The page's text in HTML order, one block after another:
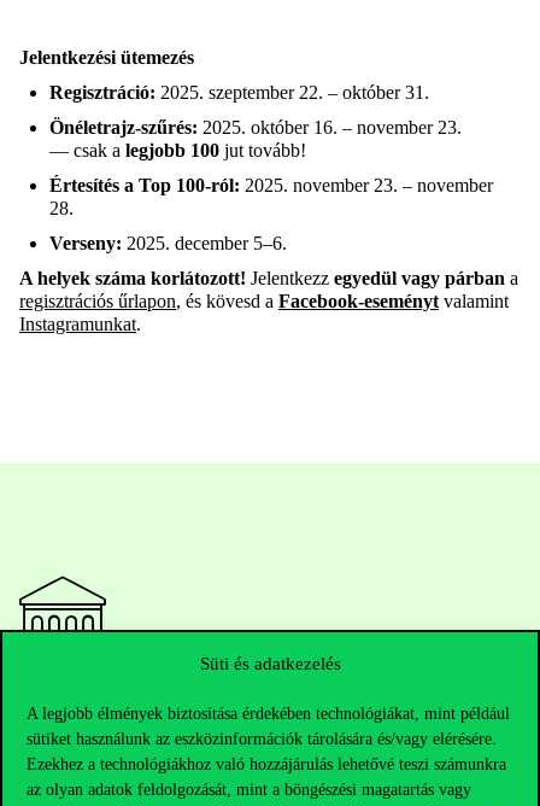
Süti és adatkezelés
A legjobb élmények biztosítása érdekében technológiákat, mint például
sütiket használunk az eszközinformációk tárolására és/vagy elérésére.
Ezekhez a technológiákhoz való hozzájárulás lehetővé teszi számunkra
az olyan adatok feldolgozását, mint a böngészési magatartás vagy
Jelentkezési ütemezés
Regisztráció: 2025. szeptember 22. – október 31.
Önéletrajz-szűrés: 2025. október16. – november23.
— csak a legjobb 100 jut tovább!
Értesítés a Top 100-ról: 2025. november23. – november
28.
Verseny: 2025. december5–6.
A helyek száma korlátozott! Jelentkezz egyedül vagy párban a
regisztrációs űrlapon, és kövesd a Facebook-eseményt valamint
Instagramunkat.